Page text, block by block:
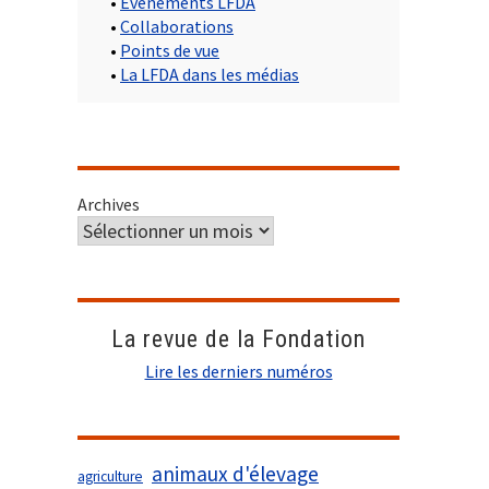
• Collaborations
• Points de vue
• La LFDA dans les médias
Archives
La revue de la Fondation
Lire les derniers numéros
agriculture animaux d'élevage